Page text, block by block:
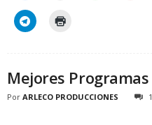
Mejores
Por ARLECO PRODUCCIONES 1